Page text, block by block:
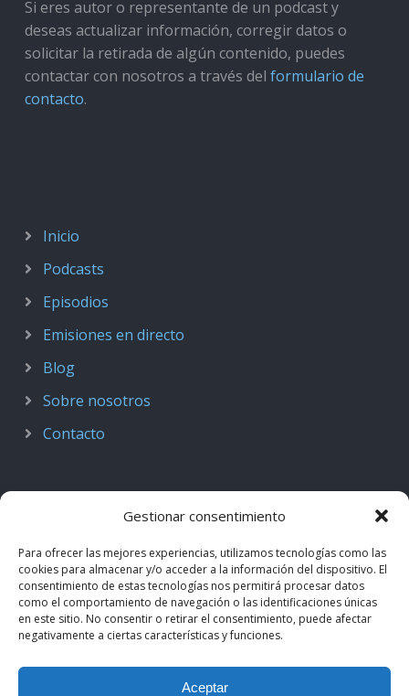
Gestionar consentimiento
Para ofrecer las mejores experiencias, utilizamos tecnologías como las
cookies para almacenar y/o acceder a la información del dispositivo. El
consentimiento de estas tecnologías nos permitirá procesar datos
como el comportamiento de navegación o las identificaciones únicas
en este sitio. No consentir o retirar el consentimiento, puede afectar
negativamente a ciertas características y funciones.
Aceptar
Si eres autor o representante de un podcast y
deseas actualizar información, corregir datos o
solicitar la retirada de algún contenido, puedes
contactar con nosotros a través del formulario de
contacto.
Inicio
Podcasts
Episodios
Emisiones en directo
Blog
Sobre nosotros
Contacto
Podcast de Medicina · by casiMedicos